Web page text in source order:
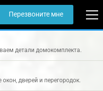
Перезвоните мне
детали домокомплекта.
дверей и перегородок.